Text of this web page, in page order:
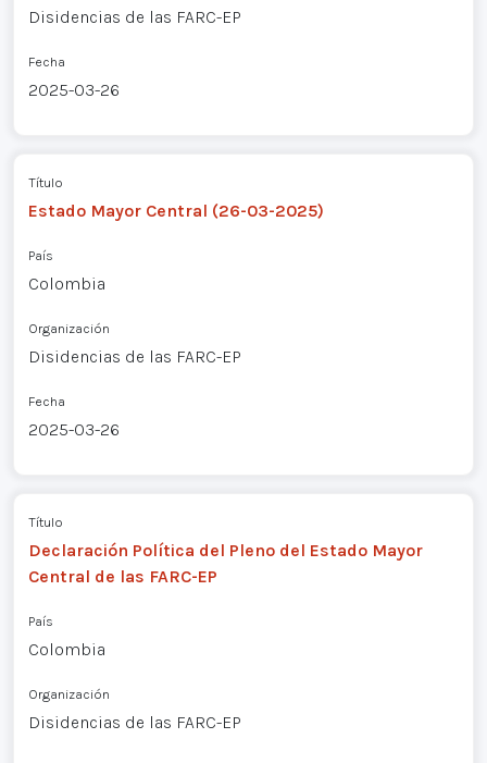
Disidencias de las FARC-EP
Fecha
2025-03-26
Título
Estado Mayor Central (26-03-2025)
País
Colombia
Organización
Disidencias de las FARC-EP
Fecha
2025-03-26
Título
Declaración Política del Pleno del Estado Mayor
Central de las FARC-EP
País
Colombia
Organización
Disidencias de las FARC-EP